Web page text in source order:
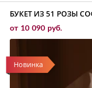
БУКЕТ ИЗ 51 РОЗЫ
от 10 090 руб.
Новинка